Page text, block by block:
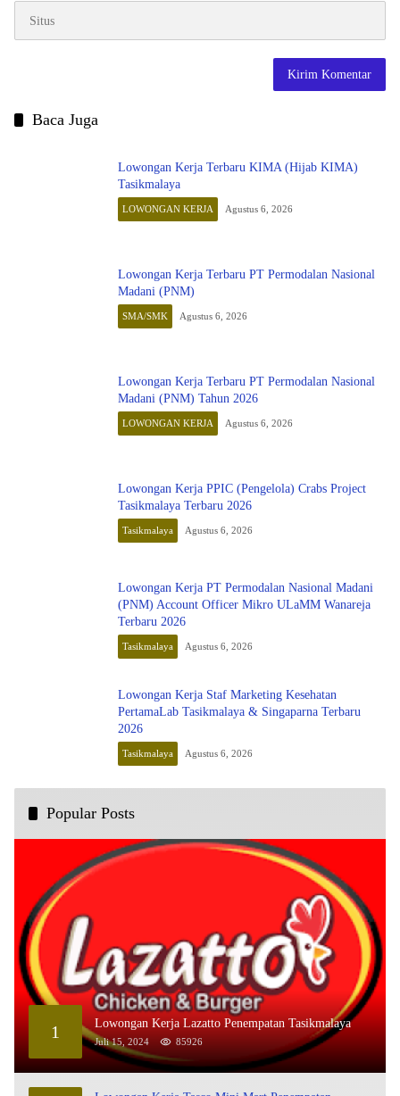
Baca Juga
Lowongan Kerja Terbaru KIMA (Hijab KIMA)
Tasikmalaya
LOWONGAN KERJA Agustus 6, 2026
Lowongan Kerja Terbaru PT Permodalan Nasional
Madani (PNM)
SMA/SMK Agustus 6, 2026
Lowongan Kerja Terbaru PT Permodalan Nasional
Madani (PNM) Tahun 2026
LOWONGAN KERJA Agustus 6, 2026
Lowongan Kerja PPIC (Pengelola) Crabs Project
Tasikmalaya Terbaru 2026
Tasikmalaya Agustus 6, 2026
Lowongan Kerja PT Permodalan Nasional Madani
(PNM) Account Officer Mikro ULaMM Wanareja
Terbaru 2026
Tasikmalaya Agustus 6, 2026
Lowongan Kerja Staf Marketing Kesehatan
PertamaLab Tasikmalaya & Singaparna Terbaru
2026
Tasikmalaya Agustus 6, 2026
Popular Posts
1 Lowongan Kerja Lazatto Penempatan Tasikmalaya
Juli 15, 2024 85926